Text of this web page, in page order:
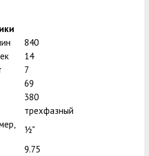
840
14
7
69
380
трехфазный
½"
9.75